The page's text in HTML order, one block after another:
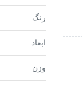
رنگ
ابعاد
وزن